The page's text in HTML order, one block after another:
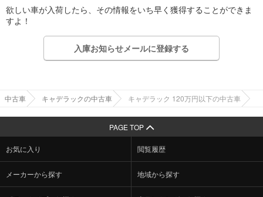
欲しい車が入荷したら、その情報をいち早く獲得することができま
すよ！
入庫お知らせメールに登録する
中古車 キャデラックの中古車 キャデラック 120万円以下の中古車
PAGE TOP
お気に入り 閲覧履歴
メーカーから探す 地域から探す